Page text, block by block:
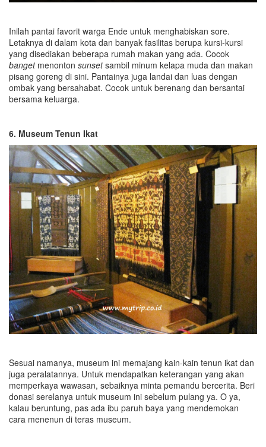
Inilah pantai favorit warga Ende untuk menghabiskan sore.
Letaknya di dalam kota dan banyak fasilitas berupa kursi-kursi
yang disediakan beberapa rumah makan yang ada. Cocok
bangetmenonton sunsetsambil minum kelapa muda dan makan
pisang goreng di sini. Pantainya juga landai dan luas dengan
ombak yang bersahabat. Cocok untuk berenang dan bersantai
bersama keluarga.
6. Museum Tenun Ikat
Sesuai namanya, museum ini memajang kain-kain tenun ikat dan
juga peralatannya. Untuk mendapatkan keterangan yang akan
memperkaya wawasan, sebaiknya minta pemandu bercerita. Beri
donasi serelanya untuk museum ini sebelum pulang ya. O ya,
kalau beruntung, pas ada ibu paruh baya yang mendemokan
cara menenun di teras museum.